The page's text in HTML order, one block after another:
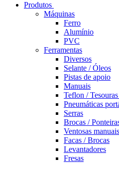
Produtos
Máquinas
Ferro
Alumí­nio
PVC
Ferramentas
Diversos
Selante / Óleos
Pistas de apoio
Manuais
Teflon /
Pneumáticas
Serras
Brocas /
Ventosas manuais
Facas / Brocas
Levantadores
Fresas